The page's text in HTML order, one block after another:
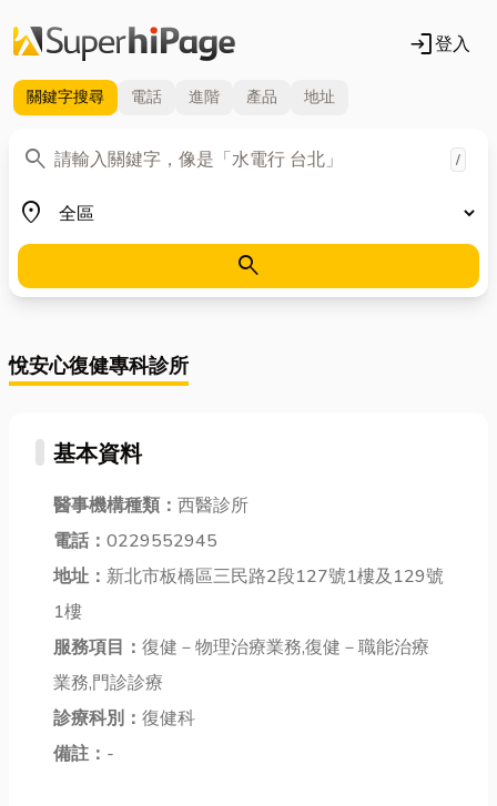
login登入
關鍵字搜尋 電話 進階 產品 地址
search
關鍵字 /
place
地區
search
悅安心復健專科診所
基本資料
醫事機構種類： 西醫診所
電話： 0229552945
地址： 新北市板橋區三民路2段127號1樓及129號
1樓
服務項目： 復健－物理治療業務,復健－職能治療
業務,門診診療
診療科別： 復健科
備註： -